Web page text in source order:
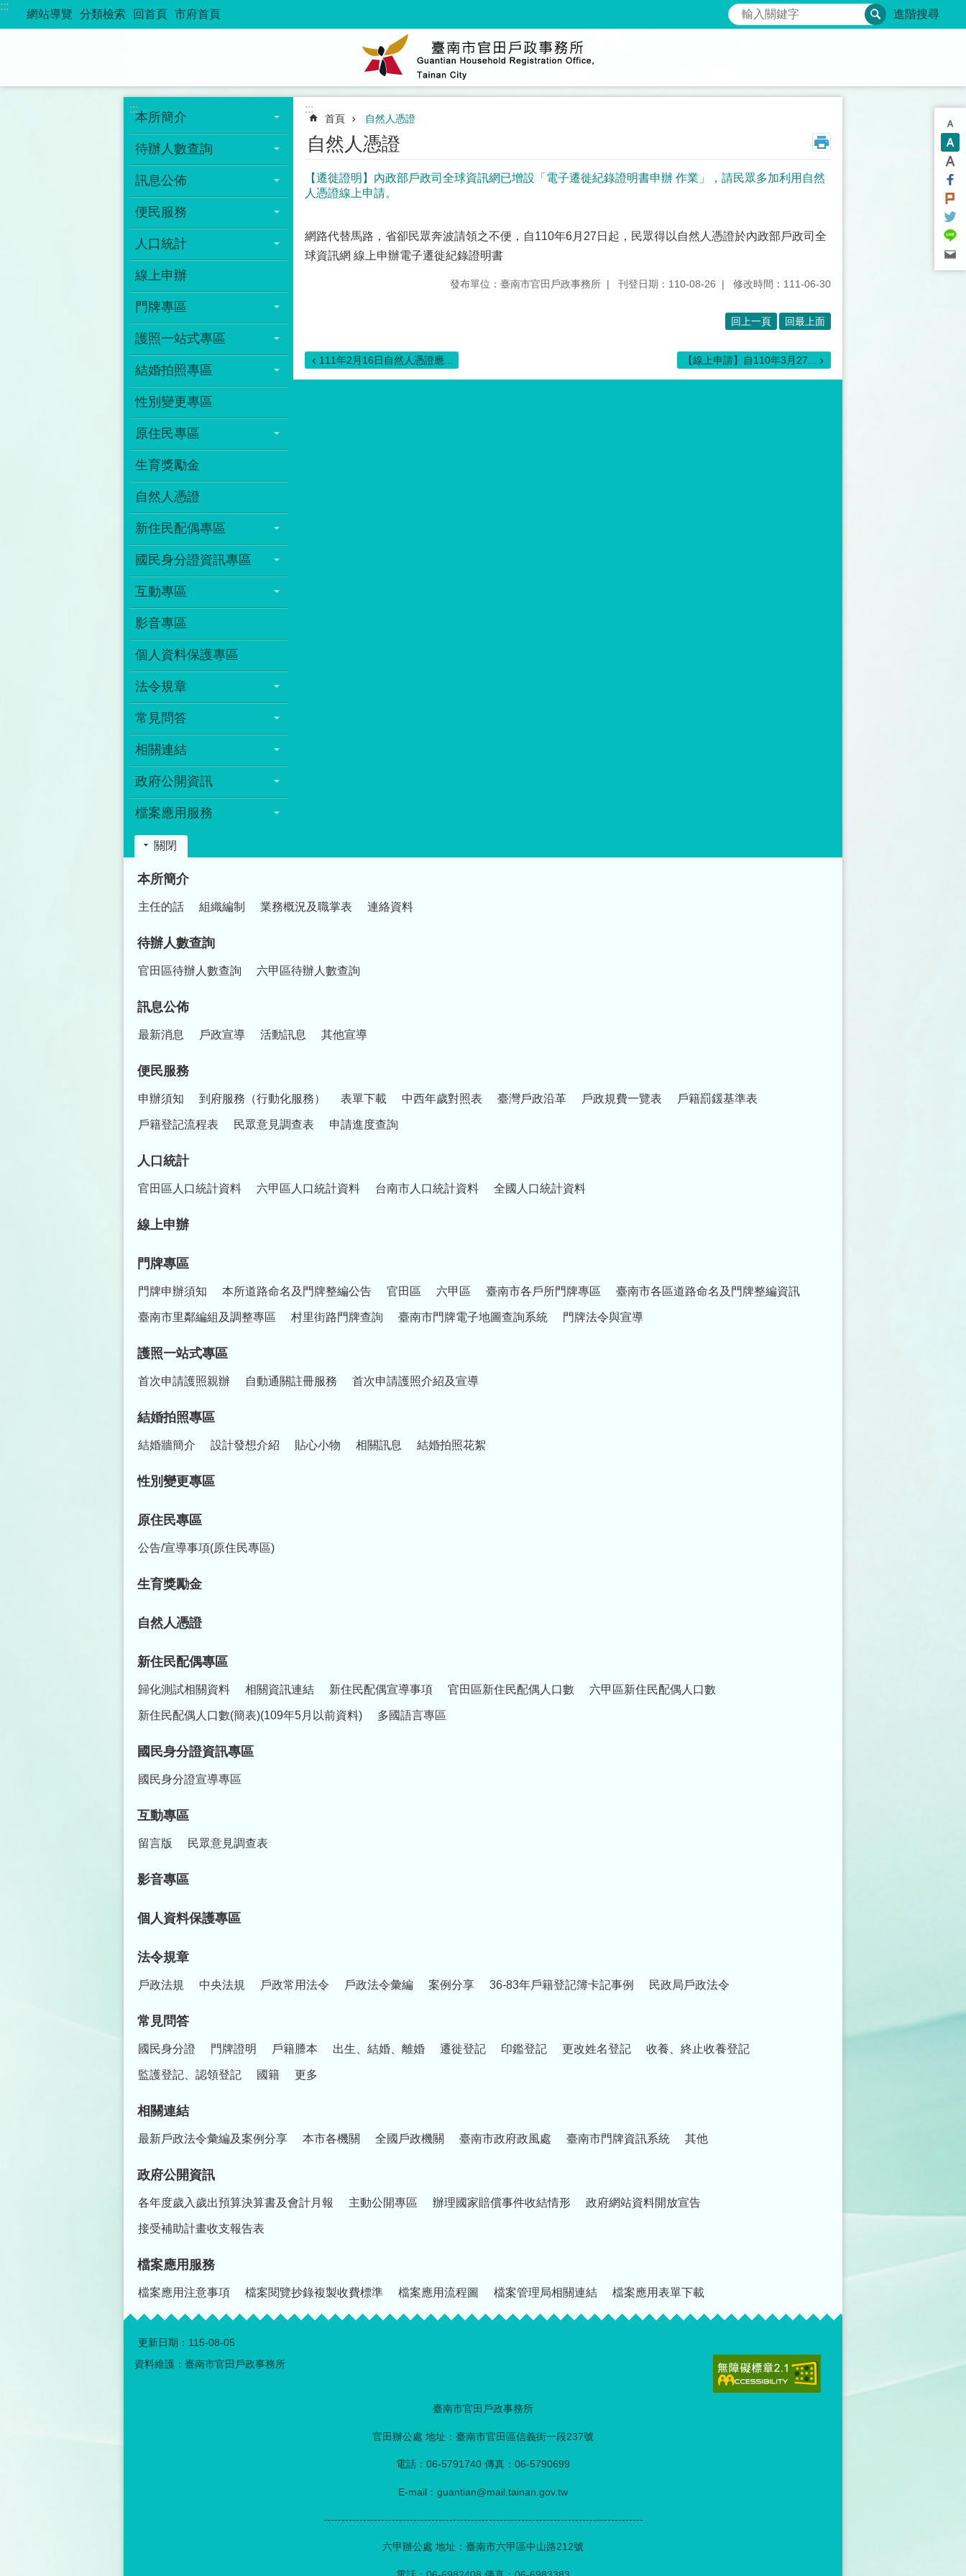
跳到主要內容區塊
:::
網站導覽 分類檢索 回首頁 市府首頁 搜尋 進階搜尋
:::
本所簡介
待辦人數查詢
訊息公佈
便民服務
人口統計
線上申辦
門牌專區
護照一站式專區
結婚拍照專區
性別變更專區
原住民專區
生育獎勵金
自然人憑證
新住民配偶專區
國民身分證資訊專區
互動專區
影音專區
個人資料保護專區
法令規章
常見問答
相關連結
政府公開資訊
檔案應用服務
:::
首頁 自然人憑證
自然人憑證
【遷徙證明】內政部戶政司全球資訊網已增設「電子遷徙紀錄證明書申辦 作業」，請民眾多加利用自然
人憑證線上申請。
網路代替馬路，省卻民眾奔波請領之不便，自110年6月27日起，民眾得以自然人憑證於內政部戶政司全
球資訊網 線上申辦電子遷徙紀錄證明書
發布單位：臺南市官田戶政事務所 刊登日期：110-08-26 修改時間：111-06-30
回上一頁 回最上面
111年2月16日自然人憑證應... 【線上申請】自110年3月27...
關閉
本所簡介
主任的話 組織編制 業務概況及職掌表 連絡資料
待辦人數查詢
官田區待辦人數查詢 六甲區待辦人數查詢
訊息公佈
最新消息 戶政宣導 活動訊息 其他宣導
便民服務
申辦須知 到府服務（行動化服務） 表單下載 中西年歲對照表 臺灣戶政沿革 戶政規費一覽表 戶籍罰鍰基準表
戶籍登記流程表 民眾意見調查表 申請進度查詢
人口統計
官田區人口統計資料 六甲區人口統計資料 台南市人口統計資料 全國人口統計資料
線上申辦
門牌專區
門牌申辦須知 本所道路命名及門牌整編公告 官田區 六甲區 臺南市各戶所門牌專區 臺南市各區道路命名及門牌整編資訊
臺南市里鄰編組及調整專區 村里街路門牌查詢 臺南市門牌電子地圖查詢系統 門牌法令與宣導
護照一站式專區
首次申請護照親辦 自動通關註冊服務 首次申請護照介紹及宣導
結婚拍照專區
結婚牆簡介 設計發想介紹 貼心小物 相關訊息 結婚拍照花絮
性別變更專區
原住民專區
公告/宣導事項(原住民專區)
生育獎勵金
自然人憑證
新住民配偶專區
歸化測試相關資料 相關資訊連結 新住民配偶宣導事項 官田區新住民配偶人口數 六甲區新住民配偶人口數
新住民配偶人口數(簡表)(109年5月以前資料) 多國語言專區
國民身分證資訊專區
國民身分證宣導專區
互動專區
留言版 民眾意見調查表
影音專區
個人資料保護專區
法令規章
戶政法規 中央法規 戶政常用法令 戶政法令彙編 案例分享 36-83年戶籍登記簿卡記事例 民政局戶政法令
常見問答
國民身分證 門牌證明 戶籍謄本 出生、結婚、離婚 遷徙登記 印鑑登記 更改姓名登記 收養、終止收養登記
監護登記、認領登記 國籍 更多
相關連結
最新戶政法令彙編及案例分享 本市各機關 全國戶政機關 臺南市政府政風處 臺南市門牌資訊系統 其他
政府公開資訊
各年度歲入歲出預算決算書及會計月報 主動公開專區 辦理國家賠償事件收結情形 政府網站資料開放宣告
接受補助計畫收支報告表
檔案應用服務
檔案應用注意事項 檔案閱覽抄錄複製收費標準 檔案應用流程圖 檔案管理局相關連結 檔案應用表單下載
更新日期： 115-08-05
資料維護：臺南市官田戶政事務所
臺南市官田戶政事務所
官田辦公處 地址：臺南市官田區信義街一段237號
電話：06-5791740 傳真：06-5790699
E-mail：guantian@mail.tainan.gov.tw
-----------------------------------------------------------------------------------------
六甲辦公處 地址：臺南市六甲區中山路212號